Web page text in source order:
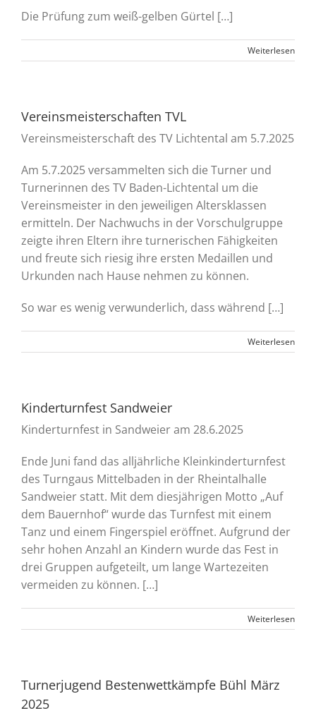
Die Prüfung zum weiß-gelben Gürtel […]
Weiterlesen
Vereinsmeisterschaften TVL
Vereinsmeisterschaft des TV Lichtental am 5.7.2025
Am 5.7.2025 versammelten sich die Turner und
Turnerinnen des TV Baden-Lichtental um die
Vereinsmeister in den jeweiligen Altersklassen
ermitteln. Der Nachwuchs in der Vorschulgruppe
zeigte ihren Eltern ihre turnerischen Fähigkeiten
und freute sich riesig ihre ersten Medaillen und
Urkunden nach Hause nehmen zu können.
So war es wenig verwunderlich, dass während […]
Weiterlesen
Kinderturnfest Sandweier
Kinderturnfest in Sandweier am 28.6.2025
Ende Juni fand das alljährliche Kleinkinderturnfest
des Turngaus Mittelbaden in der Rheintalhalle
Sandweier statt. Mit dem diesjährigen Motto „Auf
dem Bauernhof“ wurde das Turnfest mit einem
Tanz und einem Fingerspiel eröffnet. Aufgrund der
sehr hohen Anzahl an Kindern wurde das Fest in
drei Gruppen aufgeteilt, um lange Wartezeiten
vermeiden zu können. […]
Weiterlesen
Turnerjugend Bestenwettkämpfe Bühl März
2025